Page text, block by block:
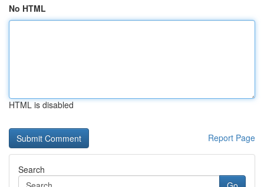
No HTML
HTML is disabled
Report Page
Search